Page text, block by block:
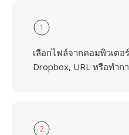
1
เลือกไฟล์จากคอมพิวเตอ
Dropbox, URL หรือทำก
2